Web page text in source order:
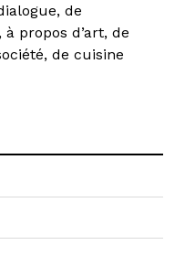
de
à propos d’art, de
de cuisine